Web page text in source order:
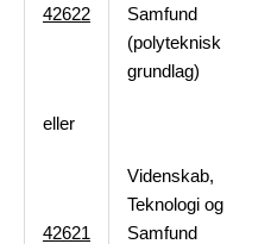
42622
Samfund
(polyteknisk
grundlag)
eller
42621
Videnskab,
Teknologi og
Samfund